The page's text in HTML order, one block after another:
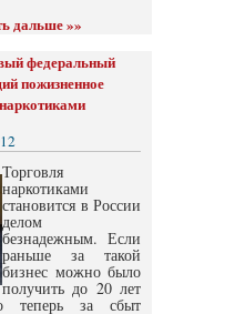
дальше »»
федеральный
пожизненное
Торговля
наркотиками
становится в России
делом
безнадежным. Если
раньше за такой
бизнес можно было
получить до 20 лет
теперь за сбыт